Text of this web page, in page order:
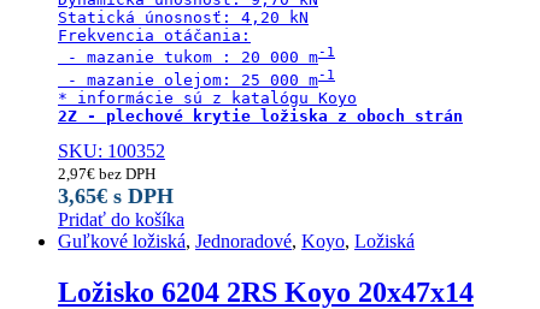
Statická únosnosť: 4,20 kN
Frekvencia otáčania:
- mazanie tukom : 20 000 m
- mazanie olejom: 25 000 m
2Z - plechové krytie ložiska z oboch strán
SKU: 100352
2,97€ bez DPH
3,65€ s DPH
Pridať do košíka
Guľkové ložiská, Jednoradové, Koyo, Ložiská
Ložisko 6204 2RS Koyo 20x47x14